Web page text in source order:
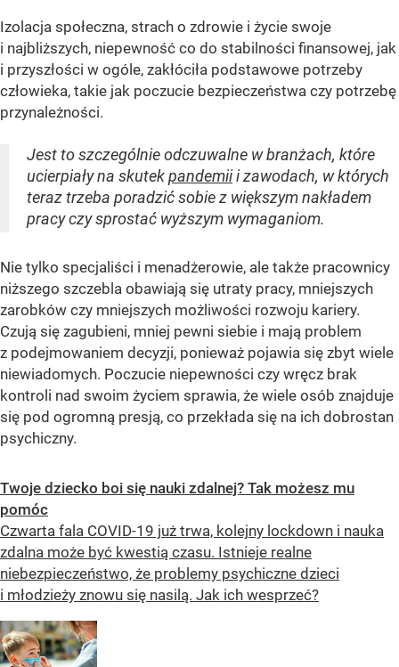
Izolacja społeczna, strach o zdrowie i życie swoje
i najbliższych, niepewność co do stabilności finansowej, jak
i przyszłości w ogóle, zakłóciła podstawowe potrzeby
człowieka, takie jak poczucie bezpieczeństwa czy potrzebę
przynależności.
Jest to szczególnie odczuwalne w branżach, które
ucierpiały na skutekpandemiii zawodach, w których
teraz trzeba poradzić sobie z większym nakładem
pracy czy sprostać wyższym wymaganiom.
Nie tylko specjaliści i menadżerowie, ale także pracownicy
niższego szczebla obawiają się utraty pracy, mniejszych
zarobków czy mniejszych możliwości rozwoju kariery.
Czują się zagubieni, mniej pewni siebie i mają problem
z podejmowaniem decyzji, ponieważ pojawia się zbyt wiele
niewiadomych. Poczucie niepewności czy wręcz brak
kontroli nad swoim życiem sprawia, że wiele osób znajduje
się pod ogromną presją, co przekłada się na ich dobrostan
psychiczny.
Twoje dziecko boi się nauki zdalnej? Tak możesz mu
pomóc
Czwarta fala COVID-19 już trwa, kolejny lockdown i nauka
zdalna może być kwestią czasu. Istnieje realne
niebezpieczeństwo, że problemy psychiczne dzieci
i młodzieży znowu się nasilą. Jak ich wesprzeć?